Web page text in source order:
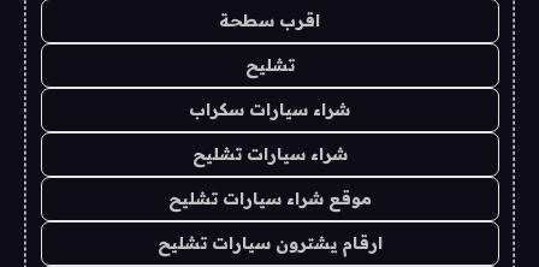
اقرب سطحة
تشليح
شراء سيارات سكراب
شراء سيارات تشليح
موقع شراء سيارات تشليح
ارقام يشترون سيارات تشليح